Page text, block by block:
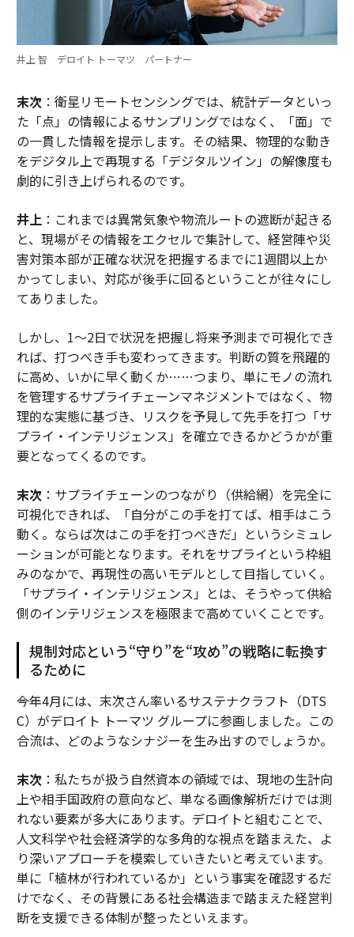
井上 智 デロイト トーマツ パートナー
末次：衛星リモートセンシングでは、統計データといっ
た「点」の情報によるサンプリングではなく、「面」で
の一貫した情報を提示します。その結果、物理的な動き
をデジタル上で再現する「デジタルツイン」の解像度も
劇的に引き上げられるのです。
井上：これまでは異常気象や物流ルートの遮断が起きる
と、現場がその情報をエクセルで集計して、経営陣や災
害対策本部が正確な状況を把握するまでに1週間以上か
かってしまい、対応が後手に回るということが往々にし
てありました。
しかし、1〜2日で状況を把握し将来予測まで可視化でき
れば、打つべき手も変わってきます。判断の質を飛躍的
に高め、いかに早く動くか……つまり、単にモノの流れ
を管理するサプライチェーンマネジメントではなく、物
理的な実態に基づき、リスクを予見して先手を打つ「サ
プライ・インテリジェンス」を確立できるかどうかが重
要となってくるのです。
末次：サプライチェーンのつながり（供給網）を完全に
可視化できれば、「自分がこの手を打てば、相手はこう
動く。ならば次はこの手を打つべきだ」というシミュレ
ーションが可能となります。それをサプライという枠組
みのなかで、再現性の高いモデルとして目指していく。
「サプライ・インテリジェンス」とは、そうやって供給
側のインテリジェンスを極限まで高めていくことです。
規制対応という“守り”を“攻め”の戦略に転換す
るために
――今年4月には、末次さん率いるサステナクラフト（DTS
C）がデロイト トーマツ グループに参画しました。この
合流は、どのようなシナジーを生み出すのでしょうか。
末次：私たちが扱う自然資本の領域では、現地の生計向
上や相手国政府の意向など、単なる画像解析だけでは測
れない要素が多大にあります。デロイトと組むことで、
人文科学や社会経済学的な多角的な視点を踏まえた、よ
り深いアプローチを模索していきたいと考えています。
単に「植林が行われているか」という事実を確認するだ
けでなく、その背景にある社会構造まで踏まえた経営判
断を支援できる体制が整ったといえます。